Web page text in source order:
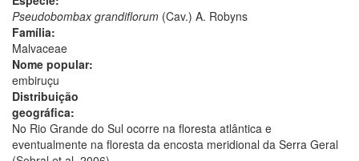
Pseudobombax grandiflorum (Cav.) A. Robyns
Família:
Malvaceae
Nome popular:
embiruçu
Distribuição
geográfica:
No Rio Grande do Sul ocorre na floresta atlântica e
eventualmente na floresta da encosta meridional da Serra Geral